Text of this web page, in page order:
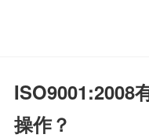
ISO9001:2008
操作？